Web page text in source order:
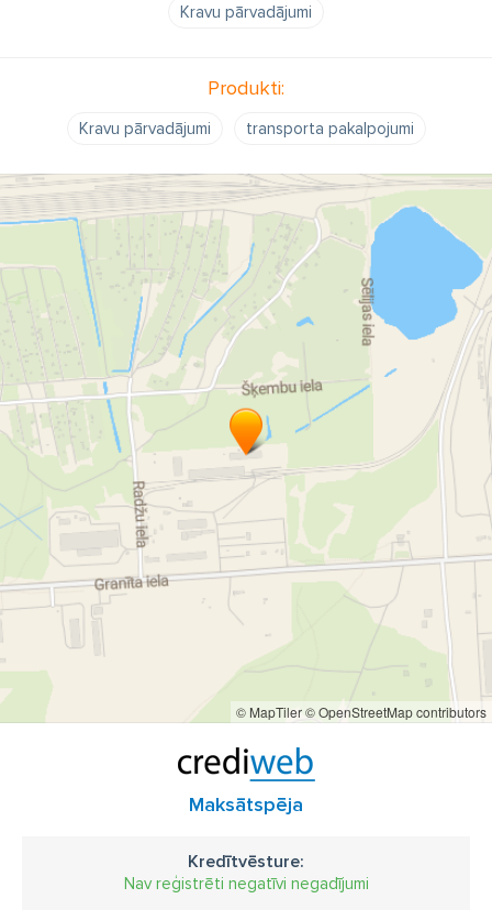
Kravu pārvadājumi
Produkti:
Kravu pārvadājumi transporta pakalpojumi
© MapTiler© OpenStreetMap contributors
Maksātspēja
Kredītvēsture:
Nav reģistrēti negatīvi negadījumi